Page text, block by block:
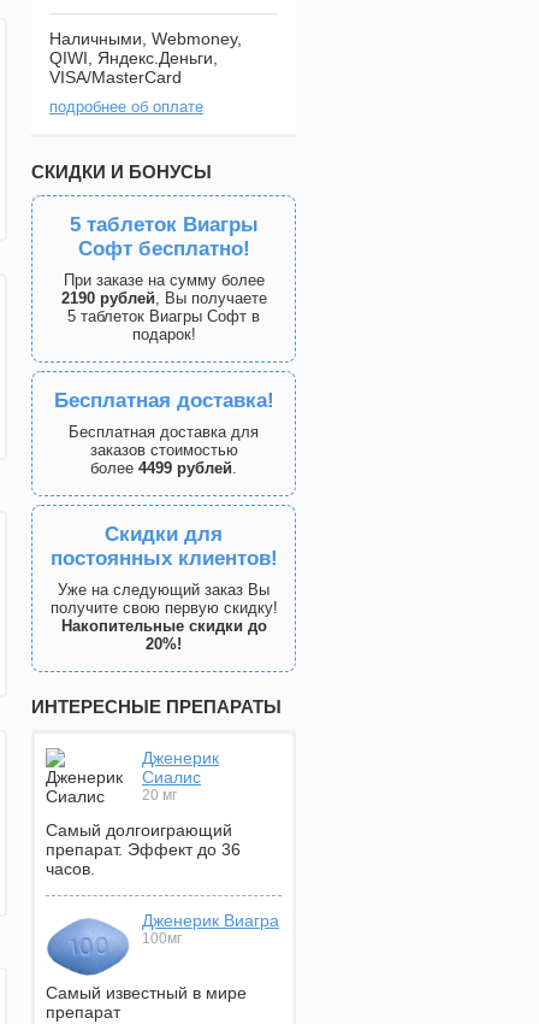
Наличными, Webmoney,
QIWI, Яндекс.Деньги,
VISA/MasterCard
подробнее об оплате
СКИДКИ И БОНУСЫ
5 таблеток Виагры
Софт бесплатно!
При заказе на сумму более
2190 рублей, Вы получаете
5 таблеток Виагры Софт в
подарок!
Бесплатная доставка!
Бесплатная доставка для
заказов стоимостью
более 4499 рублей.
Скидки для
постоянных клиентов!
Уже на следующий заказ Вы
получите свою первую скидку!
Накопительные скидки до
20%!
ИНТЕРЕСНЫЕ ПРЕПАРАТЫ
Дженерик
Сиалис
20 мг
Самый долгоиграющий
препарат. Эффект до 36
часов.
Дженерик Виагра
100мг
Самый известный в мире
препарат